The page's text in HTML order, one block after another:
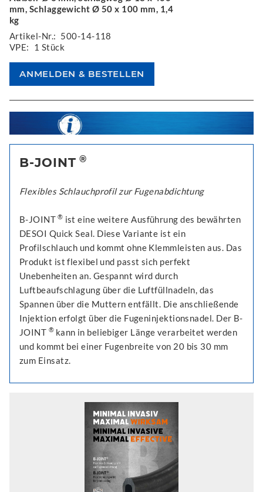
mm, Schlaggewicht Ø 50 x 100 mm, 1,4
kg
Artikel-Nr.: 500-14-118
VPE:
1 Stück
B-JOINT ®
Flexibles Schlauchprofil zur Fugenabdichtung
B-JOINT ® ist eine weitere Ausführung des bewährten
DESOI Quick Seal. Diese Variante ist ein
Profilschlauch und kommt ohne Klemmleisten aus. Das
Produkt ist flexibel und passt sich perfekt
Unebenheiten an. Gespannt wird durch
Luftbeaufschlagung über die Luftfüllnadeln, das
Spannen über die Muttern entfällt. Die anschließende
Injektion erfolgt über die Fugeninjektionsnadel. Der B-
JOINT ® kann in beliebiger Länge verarbeitet werden
und kommt bei einer Fugenbreite von 20 bis 30 mm
zum Einsatz.